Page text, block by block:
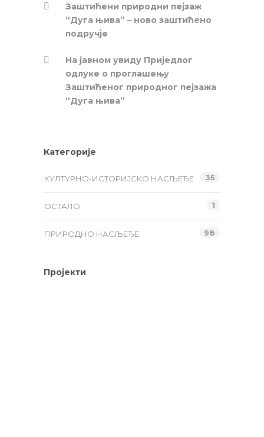
Заштићени природни пејзаж
“Дуга њива” – ново заштићено
подручје
На јавном увиду Приједлог
oдлуке о проглашењу
Заштићеног природног пејзажа
“Дуга њива”
Категорије
КУЛТУРНО-ИСТОРИЈСКО НАСЉЕЂЕ 35
ОСТАЛО 1
ПРИРОДНО НАСЉЕЂЕ 98
Пројекти